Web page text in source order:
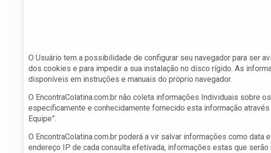
O Usuário tem a possibilidade de configurar seu navegador para ser
dos cookies e para impedir a sua instalação no disco rígido. As
disponíveis em instruções e manuais do próprio navegador.
O EncontraColatina.com.br não coleta informações Individuais sobre
especificamente e conhecidamente fornecido esta informação
Equipe”.
O EncontraColatina.com.br poderá a vir salvar informações como data
endereço IP de cada consulta efetivada, informações estas que